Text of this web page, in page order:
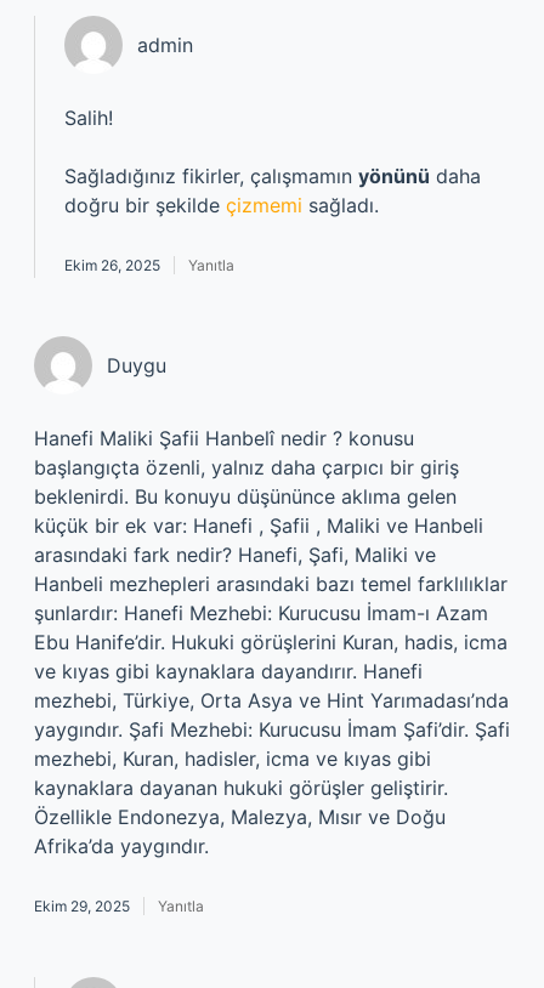
admin
Salih!
Sağladığınız fikirler, çalışmamın yönünü daha
doğru bir şekilde çizmemi sağladı.
Ekim 26, 2025 Yanıtla
Duygu
Hanefi Maliki Şafii Hanbelî nedir ? konusu
başlangıçta özenli, yalnız daha çarpıcı bir giriş
beklenirdi. Bu konuyu düşününce aklıma gelen
küçük bir ek var: Hanefi , Şafii , Maliki ve Hanbeli
arasındaki fark nedir? Hanefi, Şafi, Maliki ve
Hanbeli mezhepleri arasındaki bazı temel farklılıklar
şunlardır: Hanefi Mezhebi: Kurucusu İmam-ı Azam
Ebu Hanife’dir. Hukuki görüşlerini Kuran, hadis, icma
ve kıyas gibi kaynaklara dayandırır. Hanefi
mezhebi, Türkiye, Orta Asya ve Hint Yarımadası’nda
yaygındır. Şafi Mezhebi: Kurucusu İmam Şafi’dir. Şafi
mezhebi, Kuran, hadisler, icma ve kıyas gibi
kaynaklara dayanan hukuki görüşler geliştirir.
Özellikle Endonezya, Malezya, Mısır ve Doğu
Afrika’da yaygındır.
Ekim 29, 2025 Yanıtla